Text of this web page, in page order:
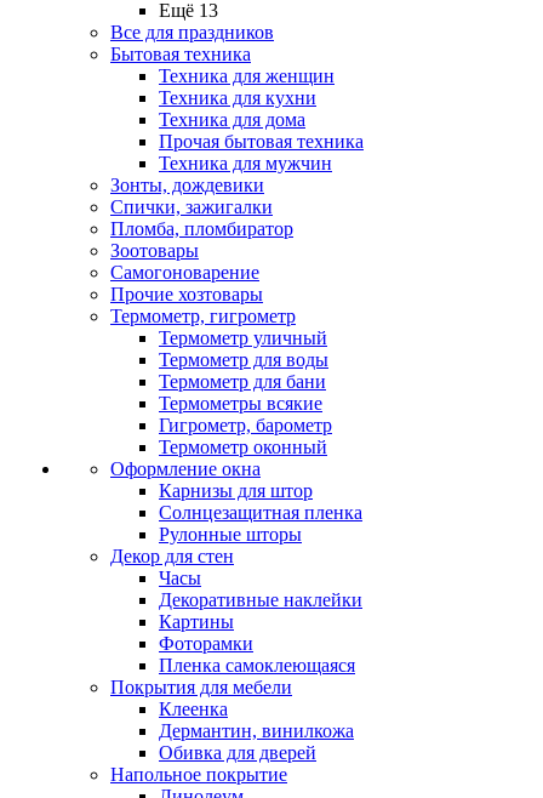
Ещё 13
Все для праздников
Бытовая техника
Техника для женщин
Техника для кухни
Техника для дома
Прочая бытовая техника
Техника для мужчин
Зонты, дождевики
Спички, зажигалки
Пломба, пломбиратор
Зоотовары
Самогоноварение
Прочие хозтовары
Термометр, гигрометр
Термометр уличный
Термометр для воды
Термометр для бани
Термометры всякие
Гигрометр, барометр
Термометр оконный
Оформление окна
Карнизы для штор
Солнцезащитная пленка
Рулонные шторы
Декор для стен
Часы
Декоративные наклейки
Картины
Фоторамки
Пленка самоклеющаяся
Покрытия для мебели
Клеенка
Дермантин, винилкожа
Обивка для дверей
Напольное покрытие